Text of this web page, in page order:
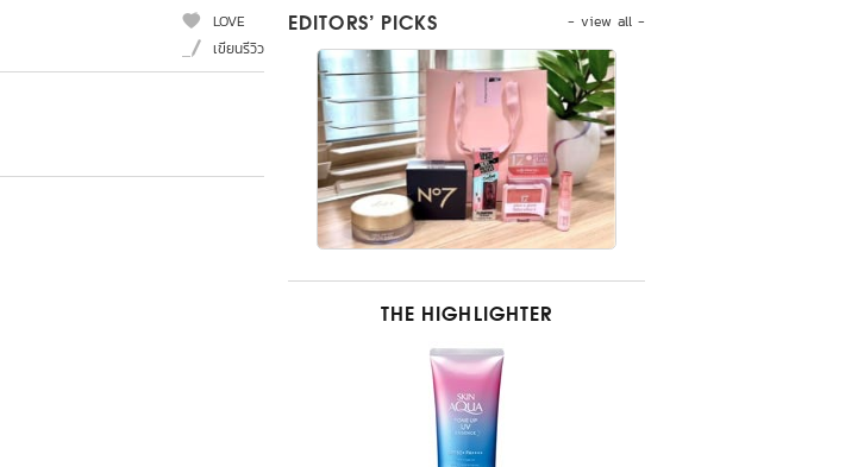
LOVE
เขียนรีวิว
- view all -
EDITORS’ PICKS
THE HIGHLIGHTER